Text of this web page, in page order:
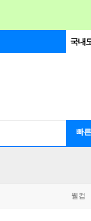
국내
빠
웰컴